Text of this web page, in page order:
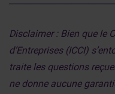
Disclaimer : Bien que le
d’Entreprises (ICCI)
traite les questions
ne donne aucune